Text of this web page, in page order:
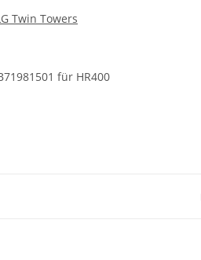
Twin Towers
für HR400